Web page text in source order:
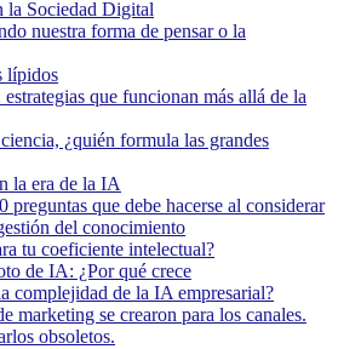
la Sociedad Digital
nuestra forma de pensar o la
lípidos
que funcionan más allá de la
¿quién formula las grandes
la era de la IA
preguntas que debe hacerse al considerar
del conocimiento
tu coeficiente intelectual?
de IA: ¿Por qué crece
complejidad de la IA empresarial?
marketing se crearon para los canales.
obsoletos.